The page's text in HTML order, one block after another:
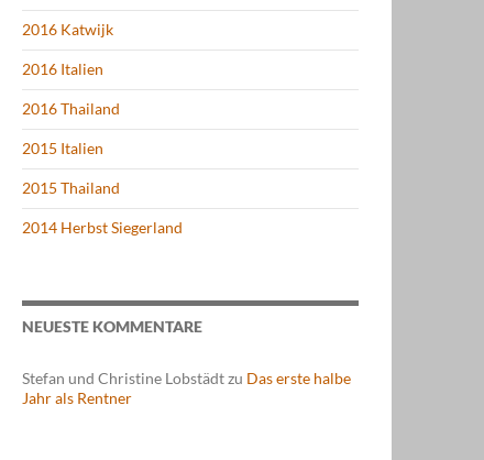
2016 Katwijk
2016 Italien
2016 Thailand
2015 Italien
2015 Thailand
2014 Herbst Siegerland
NEUESTE KOMMENTARE
Stefan und Christine Lobstädtzu Das erste halbe
Jahr als Rentner